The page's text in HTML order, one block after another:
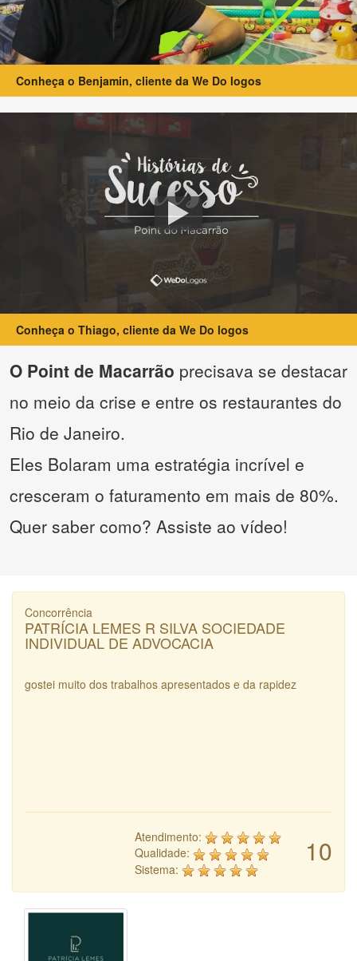
Conheça o Benjamin, cliente da We Do logos
Conheça o Thiago, cliente da We Do logos
O Point de Macarrão precisava se destacar
no meio da crise e entre os restaurantes do
Rio de Janeiro.
Eles Bolaram uma estratégia incrível e
cresceram o faturamento em mais de 80%.
Quer saber como? Assiste ao vídeo!
Concorrência
PATRÍCIA LEMES R SILVA SOCIEDADE
INDIVIDUAL DE ADVOCACIA
gostei muito dos trabalhos apresentados e da rapidez
10
Atendimento:
Qualidade:
Sistema: